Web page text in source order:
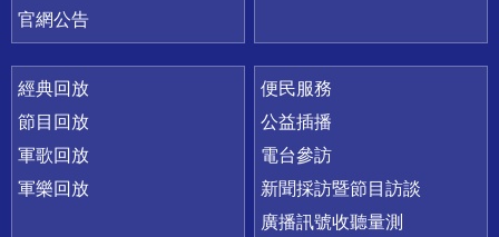
官網公告
經典回放
節目回放
軍歌回放
軍樂回放
便民服務
公益插播
電台參訪
新聞採訪暨節目訪談
廣播訊號收聽量測